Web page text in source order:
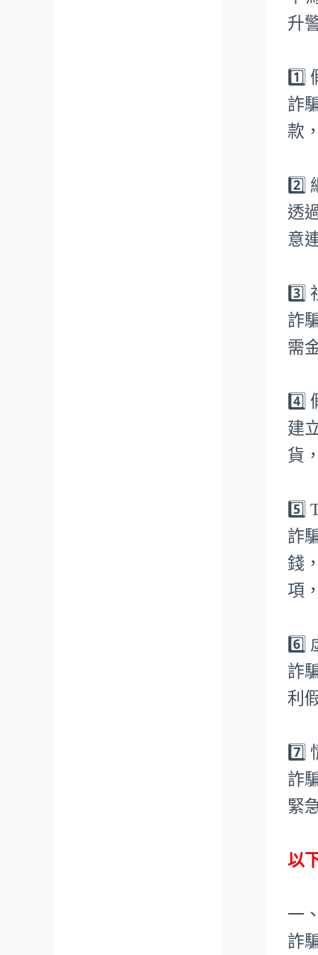
升
1️⃣
詐
款
2️⃣
透
意
3️⃣
詐
需
4️⃣
建
貨
5️⃣
詐
錢
項
6️⃣
詐
利
7️⃣
詐
緊
以
一
詐